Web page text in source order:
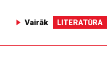
Vairāk LITERATŪRA